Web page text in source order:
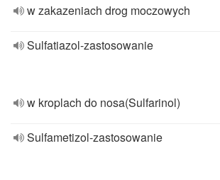
w zakazeniach drog moczowych
Sulfatiazol-zastosowanie
w kroplach do nosa(Sulfarinol)
Sulfametizol-zastosowanie